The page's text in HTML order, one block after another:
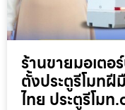
ร้านขายมอเตอ
ตั้งประตูรีโมท
ไทย ประตูรีโมท